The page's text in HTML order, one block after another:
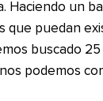
Haciendo un
que puedan
buscado
podemos